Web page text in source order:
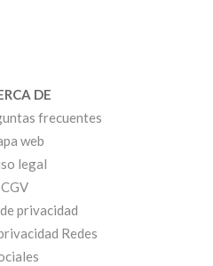
DE
frecuentes
web
legal
CGV
privacidad
Redes